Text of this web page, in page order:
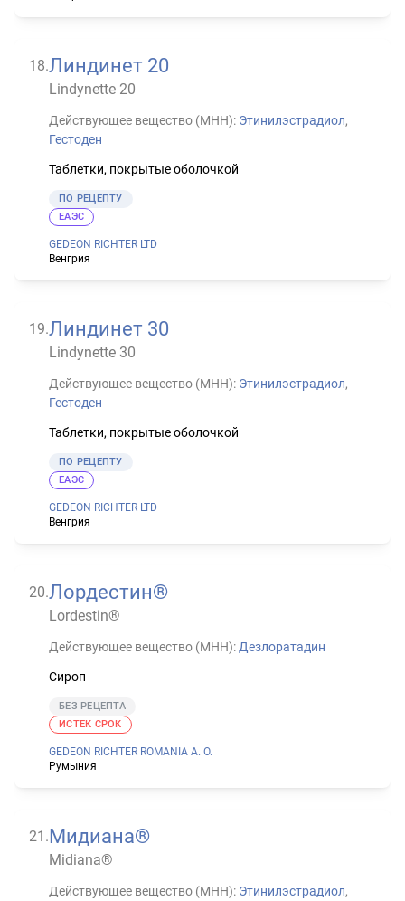
18.Линдинет 20
Lindynette 20
Действующее вещество (МНН): Этинилэстрадиол,
Гестоден
Таблетки, покрытые оболочкой
ПО РЕЦЕПТУ
GEDEON RICHTER LTD
Венгрия
ЕАЭС
19.Линдинет 30
Lindynette 30
Действующее вещество (МНН): Этинилэстрадиол,
Гестоден
Таблетки, покрытые оболочкой
ПО РЕЦЕПТУ
GEDEON RICHTER LTD
Венгрия
ЕАЭС
20.Лордестин®
Lordestin®
Действующее вещество (МНН): Дезлоратадин
Сироп
БЕЗ РЕЦЕПТА
GEDEON RICHTER ROMANIA A. O.
Румыния
ИСТЕК СРОК
21 .Мидиана®
Midiana®
Действующее вещество (МНН): Этинилэстрадиол,